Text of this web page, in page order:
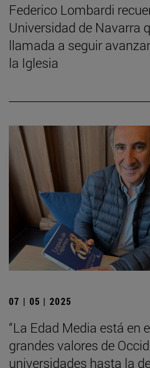
Federico Lombardi
Universidad de Navarra
llamada a seguir
la Iglesia
07 | 05 | 2025
“La Edad Media está en
grandes valores de
universidades hasta la